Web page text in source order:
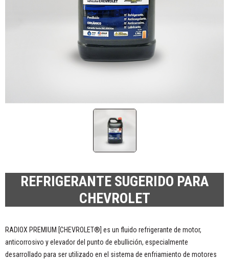
REFRIGERANTE SUGERIDO PARA
CHEVROLET
RADIOX PREMIUM [CHEVROLET®] es un fluido refrigerante de motor,
anticorrosivo y elevador del punto de ebullición, especialmente
desarrollado para ser utilizado en el sistema de enfriamiento de motores